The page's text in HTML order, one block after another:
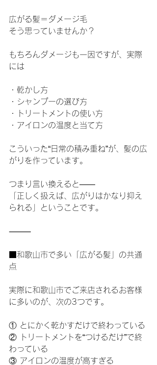
広がる髪＝ダメージ毛
そう思っていませんか？
もちろんダメージも一因ですが、実際
には
・乾かし方
・シャンプーの選び方
・トリートメントの使い方
・アイロンの温度と当て方
こういった“日常の積み重ね”が、髪の広
がりを作っています。
つまり言い換えると——
「正しく扱えば、広がりはかなり抑え
られる」ということです。
⸻
■和歌山市で多い「広がる髪」の共通
点
実際に和歌山市でご来店されるお客様
に多いのが、次の3つです。
① とにかく乾かすだけで終わっている
② トリートメントを“つけるだけ”で終
わっている
③ アイロンの温度が高すぎる